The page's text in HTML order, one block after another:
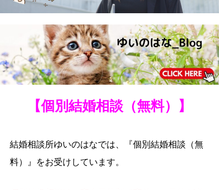
【個別結婚相談（無料）】
結婚相談所ゆいのはなでは、『個別結婚相談（無
料）』をお受けしています。